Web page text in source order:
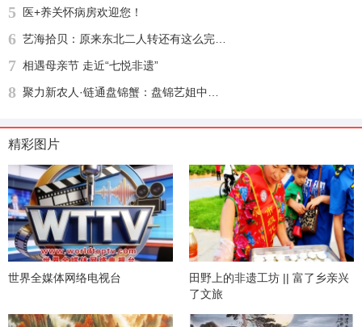
5 医+养关怀病房欢迎您！
6
7 相遇母亲节 走近“七悦非遗”
8
精彩图片
世界全媒体网络电视台
田野上的非遗工坊 || 富了乡亲兴
了文旅